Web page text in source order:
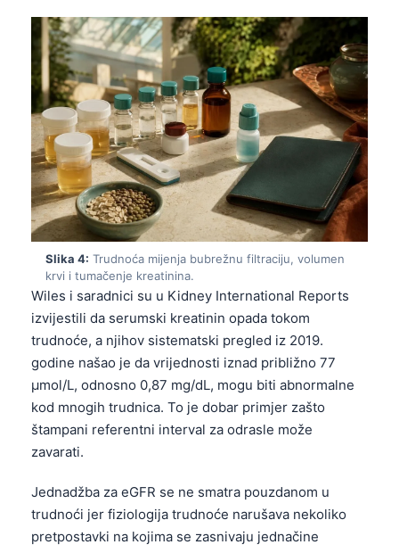
Slika 4: Trudnoća mijenja bubrežnu filtraciju, volumen
krvi i tumačenje kreatinina.
Wiles i saradnici su u Kidney International Reports
izvijestili da serumski kreatinin opada tokom
trudnoće, a njihov sistematski pregled iz 2019.
godine našao je da vrijednosti iznad približno 77
µmol/L, odnosno 0,87 mg/dL, mogu biti abnormalne
kod mnogih trudnica. To je dobar primjer zašto
štampani referentni interval za odrasle može
zavarati.
Jednadžba za eGFR se ne smatra pouzdanom u
trudnoći jer fiziologija trudnoće narušava nekoliko
pretpostavki na kojima se zasnivaju jednačine